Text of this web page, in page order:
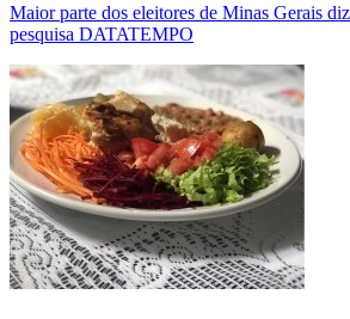
Maior parte dos eleitores de Minas Gerais
pesquisa DATATEMPO